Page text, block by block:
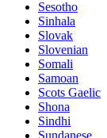
Sesotho
Sinhala
Slovak
Slovenian
Somali
Samoan
Scots Gaelic
Shona
Sindhi